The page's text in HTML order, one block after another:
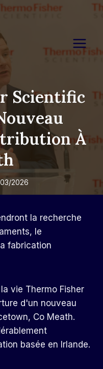
Scientific
À
03/2026
la recherche
le
fabrication
vie Thermo Fisher
d'un nouveau
Co Meath.
basée en Irlande.